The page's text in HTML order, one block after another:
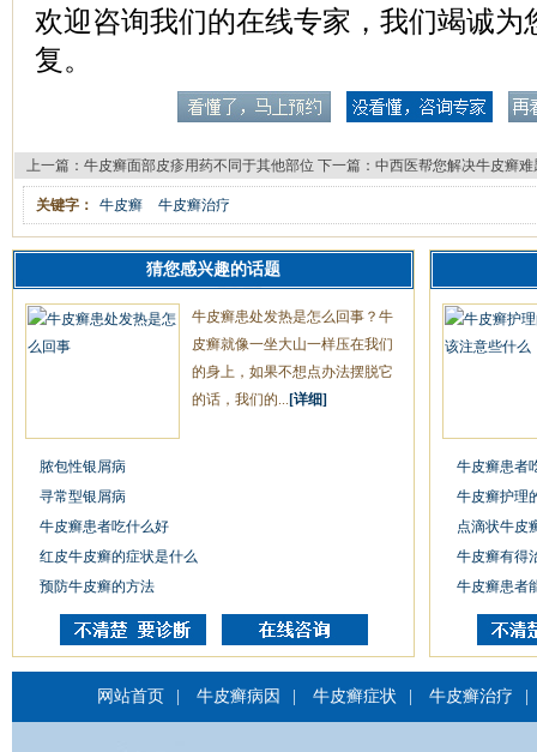
欢迎咨询我们的在线专家，我们竭诚为
复。
上一篇： 牛皮癣面部皮疹用药不同于其他部位 下一篇： 中西医帮您解决牛皮癣难
关键字： 牛皮癣 牛皮癣治疗
猜您感兴趣的话题
牛皮癣患处发热是怎么回事？牛
皮癣就像一坐大山一样压在我们
的身上，如果不想点办法摆脱它
的话，我们的... [详细]
脓包性银屑病
寻常型银屑病
牛皮癣患者吃什么好
红皮牛皮癣的症状是什么
预防牛皮癣的方法
牛皮癣患者
牛皮癣护理
点滴状牛皮
牛皮癣有得
牛皮癣患者
网站首页 牛皮癣病因 牛皮癣症状 牛皮癣治疗